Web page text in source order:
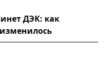
ДЭК: как